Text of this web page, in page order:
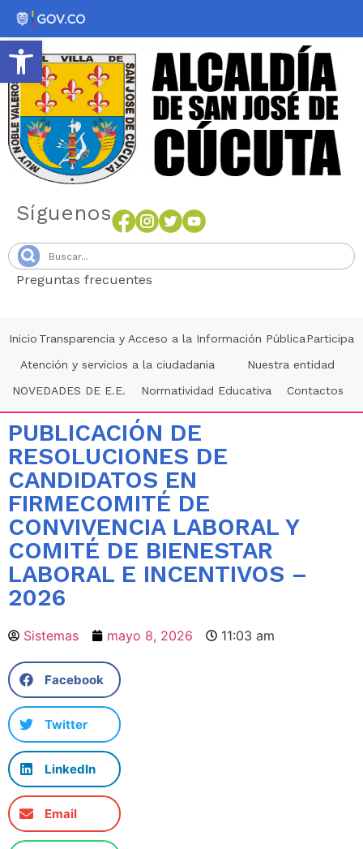
Abrir barra de herramientas
Síguenos
Preguntas frecuentes
Inicio Transparencia y Acceso a la Información PúblicaParticipa
Atención y servicios a la ciudadania
Nuestra entidad
NOVEDADES DE E.E.
Normatividad Educativa Contactos
PUBLICACIÓN DE
RESOLUCIONES DE
CANDIDATOS EN
FIRMECOMITÉ DE
CONVIVENCIA LABORAL Y
COMITÉ DE BIENESTAR
LABORAL E INCENTIVOS –
2026
Sistemas mayo 8, 2026 11:03 am
Facebook
Twitter
LinkedIn
Email